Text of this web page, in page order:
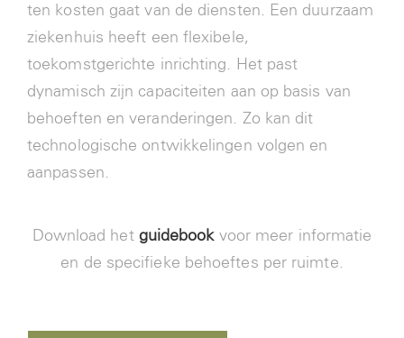
ten kosten gaat van de diensten. Een duurzaam
ziekenhuis heeft een flexibele,
toekomstgerichte inrichting. Het past
dynamisch zijn capaciteiten aan op basis van
behoeften en veranderingen. Zo kan dit
technologische ontwikkelingen volgen en
aanpassen.
Download het guidebook voor meer informatie
en de specifieke behoeftes per ruimte.